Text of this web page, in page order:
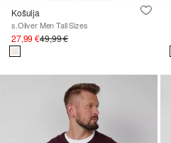
Košulja
s.Oliver Men Tall Sizes
27,99 €49,99 €